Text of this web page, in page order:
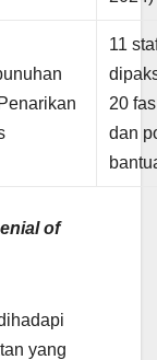
11
20
dan
of
yang